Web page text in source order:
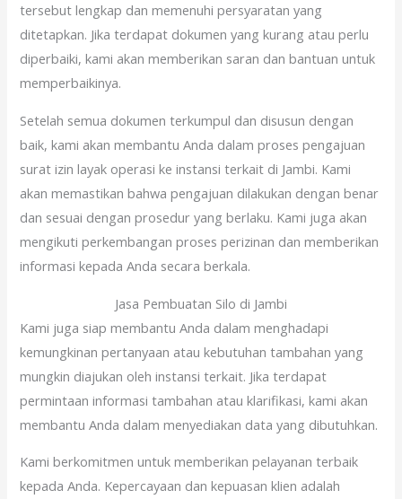
tersebut lengkap dan memenuhi persyaratan yang
ditetapkan. Jika terdapat dokumen yang kurang atau perlu
diperbaiki, kami akan memberikan saran dan bantuan untuk
memperbaikinya.
Setelah semua dokumen terkumpul dan disusun dengan
baik, kami akan membantu Anda dalam proses pengajuan
surat izin layak operasi ke instansi terkait di Jambi. Kami
akan memastikan bahwa pengajuan dilakukan dengan benar
dan sesuai dengan prosedur yang berlaku. Kami juga akan
mengikuti perkembangan proses perizinan dan memberikan
informasi kepada Anda secara berkala.
Jasa Pembuatan Silo di Jambi
Kami juga siap membantu Anda dalam menghadapi
kemungkinan pertanyaan atau kebutuhan tambahan yang
mungkin diajukan oleh instansi terkait. Jika terdapat
permintaan informasi tambahan atau klarifikasi, kami akan
membantu Anda dalam menyediakan data yang dibutuhkan.
Kami berkomitmen untuk memberikan pelayanan terbaik
kepada Anda. Kepercayaan dan kepuasan klien adalah